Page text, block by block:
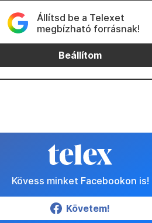
Állítsd be a Telexet
megbízható forrásnak!
Beállítom
Kövess minket Facebookon is!
Követem!